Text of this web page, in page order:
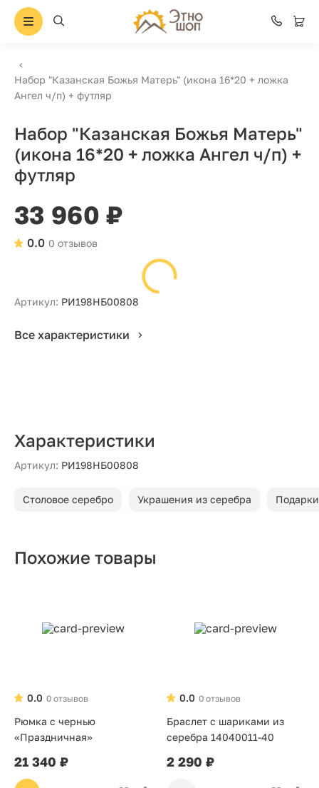
Набор "Казанская Божья Матерь" (икона 16*20 + ложка
Ангел ч/п) + футляр
Набор "Казанская Божья Матерь"
(икона 16*20 + ложка Ангел ч/п) +
футляр
33 960 ₽
0 отзывов
0.0
Артикул: РИ198НБ00808
Все характеристики
Характеристики
Артикул: РИ198НБ00808
Столовое серебро Украшения из серебра
Похожие товары
0 отзывов
0.0
Рюмка с чернью
«Праздничная»
21 340 ₽
0 отзывов
0.0
Браслет с шариками из
серебра 14040011-40
2 290 ₽